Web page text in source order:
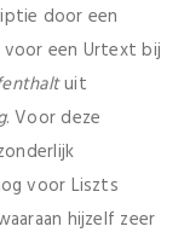
door een
voor een Urtext bij
uit
. Voor deze
voor Liszts
hijzelf zeer